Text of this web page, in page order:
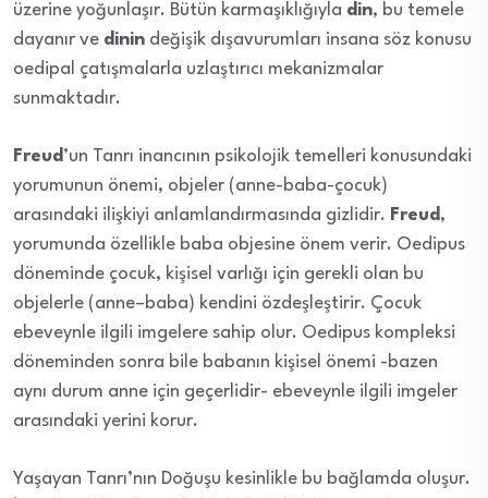
üzerine yoğunlaşır. Bütün karmaşıklığıyla din, bu temele
dayanır ve dinin değişik dışavurumları insana söz konusu
oedipal çatışmalarla uzlaştırıcı mekanizmalar
sunmaktadır.
Freud ’un Tanrı inancının psikolojik temelleri konusundaki
yorumunun önemi, objeler (anne-baba-çocuk)
arasındaki ilişkiyi anlamlandırmasında gizlidir. Freud ,
yorumunda özellikle baba objesine önem verir. Oedipus
döneminde çocuk, kişisel varlığı için gerekli olan bu
objelerle (anne–baba) kendini özdeşleştirir. Çocuk
ebeveynle ilgili imgelere sahip olur. Oedipus kompleksi
döneminden sonra bile babanın kişisel önemi -bazen
aynı durum anne için geçerlidir- ebeveynle ilgili imgeler
arasındaki yerini korur.
Yaşayan Tanrı’nın Doğuşu kesinlikle bu bağlamda oluşur.